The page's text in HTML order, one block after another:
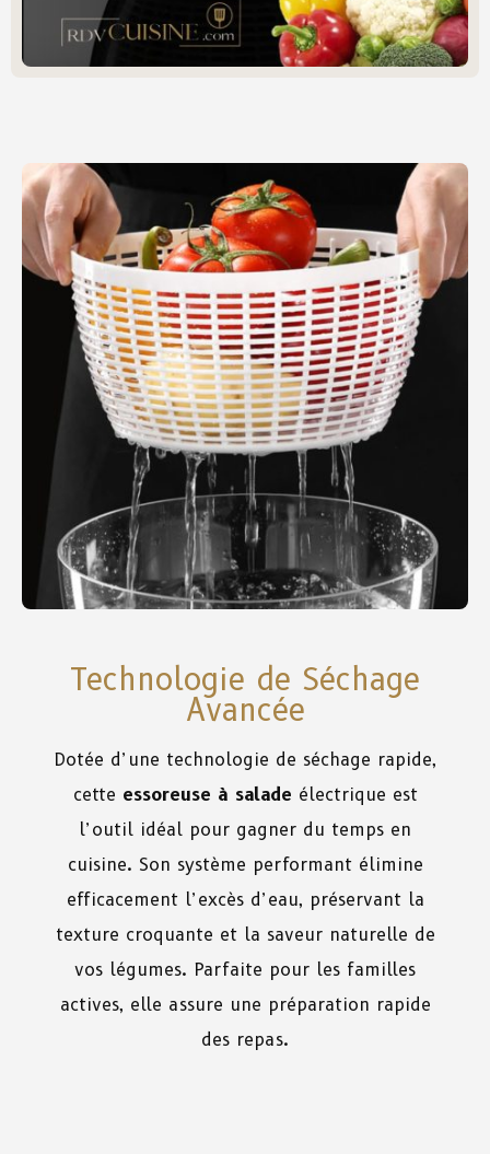
Technologie de Séchage
Avancée
Dotée d’une technologie de séchage rapide,
cette essoreuse à salade électrique est
l’outil idéal pour gagner du temps en
cuisine. Son système performant élimine
efficacement l’excès d’eau, préservant la
texture croquante et la saveur naturelle de
vos légumes. Parfaite pour les familles
actives, elle assure une préparation rapide
des repas.